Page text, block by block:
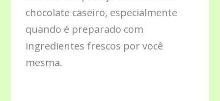
chocolate caseiro, especialmente
quando é preparado com
ingredientes frescos por você
mesma.